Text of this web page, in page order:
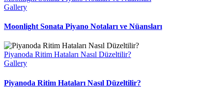
Gallery
Moonlight Sonata Piyano Notaları ve Nüansları
Piyanoda Ritim Hataları Nasıl Düzeltilir?
Gallery
Piyanoda Ritim Hataları Nasıl Düzeltilir?